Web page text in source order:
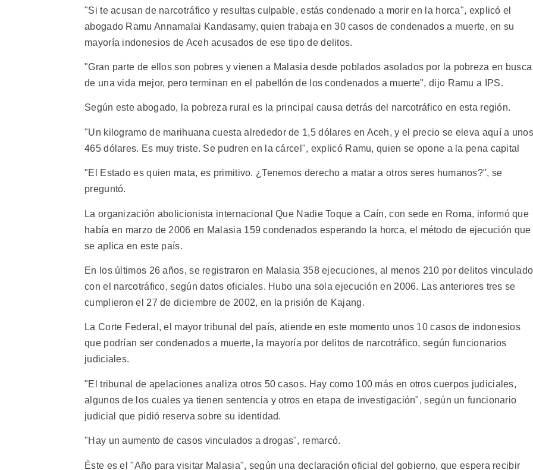
"Si te acusan de narcotráfico y resultas culpable, estás condenado a morir en la horca", explicó el
abogado Ramu Annamalai Kandasamy, quien trabaja en 30 casos de condenados a muerte, en su
mayoría indonesios de Aceh acusados de ese tipo de delitos.
"Gran parte de ellos son pobres y vienen a Malasia desde poblados asolados por la pobreza en busca
de una vida mejor, pero terminan en el pabellón de los condenados a muerte", dijo Ramu a IPS.
Según este abogado, la pobreza rural es la principal causa detrás del narcotráfico en esta región.
"Un kilogramo de marihuana cuesta alrededor de 1,5 dólares en Aceh, y el precio se eleva aquí a unos
465 dólares. Es muy triste. Se pudren en la cárcel", explicó Ramu, quien se opone a la pena capital
"El Estado es quien mata, es primitivo. ¿Tenemos derecho a matar a otros seres humanos?", se
preguntó.
La organización abolicionista internacional Que Nadie Toque a Caín, con sede en Roma, informó que
había en marzo de 2006 en Malasia 159 condenados esperando la horca, el método de ejecución que
se aplica en este país.
En los últimos 26 años, se registraron en Malasia 358 ejecuciones, al menos 210 por delitos
con el narcotráfico, según datos oficiales. Hubo una sola ejecución en 2006. Las anteriores tres se
cumplieron el 27 de diciembre de 2002, en la prisión de Kajang.
La Corte Federal, el mayor tribunal del país, atiende en este momento unos 10 casos de indonesios
que podrían ser condenados a muerte, la mayoría por delitos de narcotráfico, según funcionarios
judiciales.
"El tribunal de apelaciones analiza otros 50 casos. Hay como 100 más en otros cuerpos judiciales,
algunos de los cuales ya tienen sentencia y otros en etapa de investigación", según un funcionario
judicial que pidió reserva sobre su identidad.
"Hay un aumento de casos vinculados a drogas", remarcó.
Éste es el "Año para visitar Malasia", según una declaración oficial del gobierno, que espera recibir